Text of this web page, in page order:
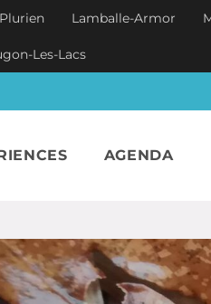
Plurien Lamballe-Armor
Les-Lacs
AGENDA